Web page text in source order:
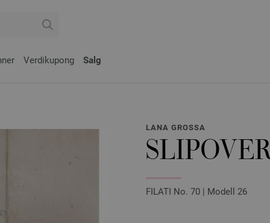
Verdikupong Salg
LANA GROSSA
FILATI No. 70 | Modell 26